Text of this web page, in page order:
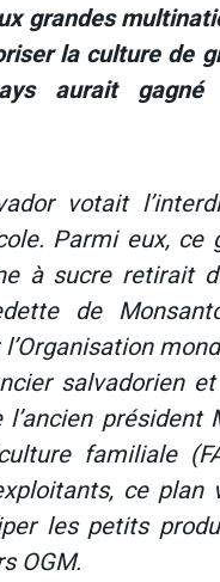
grandes
la culture de
aurait
votait
Parmi eux, ce
à sucre retirait
de
salvadorien
président
familiale
ce
les petits
OGM.